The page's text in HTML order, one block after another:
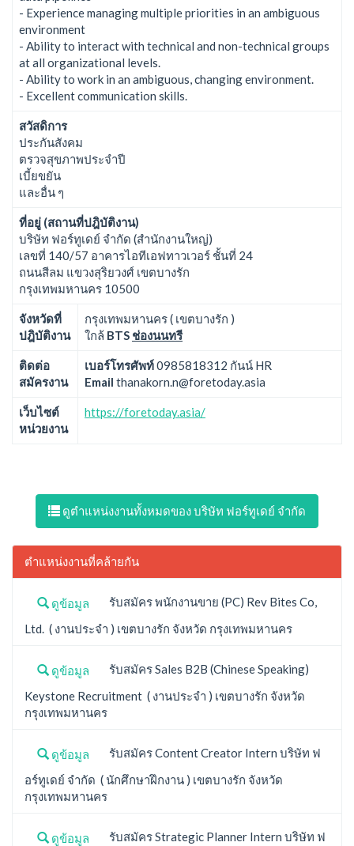
- Experience managing multiple priorities in an ambiguous
environment
- Ability to interact with technical and non-technical groups
at all organizational levels.
- Ability to work in an ambiguous, changing environment.
- Excellent communication skills.
สวัสดิการ
ประกันสังคม
ตรวจสุขภาพประจำปี
เบี้ยขยัน
และอื่น ๆ
ที่อยู่ (สถานที่ปฎิบัติงาน)
บริษัท ฟอร์ทูเดย์ จำกัด (สำนักงานใหญ่)
เลขที่ 140/57 อาคารไอทีเอฟทาวเวอร์ ชั้นที่ 24
ถนนสีลม แขวงสุริยวงศ์ เขตบางรัก
กรุงเทพมหานคร 10500
จังหวัดที่
ปฎิบัติงาน
กรุงเทพมหานคร ( เขตบางรัก )
ใกล้ BTS ช่องนนทรี
ติดต่อ
สมัครงาน
เบอร์โทรศัพท์0985818312 กันน์ HR
Email thanakorn.n@foretoday.asia
เว็บไซต์
หน่วยงาน
https://foretoday.asia/
ดูตำแหน่งงานทั้งหมดของ บริษัท ฟอร์ทูเดย์ จำกัด
ตำแหน่งงานที่คล้ายกัน
ดูข้อมูล
รับสมัคร พนักงานขาย (PC) Rev Bites Co,
Ltd. ( งานประจำ ) เขตบางรัก จังหวัด กรุงเทพมหานคร
ดูข้อมูล
รับสมัคร Sales B2B (Chinese Speaking)
Keystone Recruitment ( งานประจำ ) เขตบางรัก จังหวัด
กรุงเทพมหานคร
ดูข้อมูล
รับสมัคร Content Creator Intern บริษัท ฟ
อร์ทูเดย์ จำกัด ( นักศึกษาฝึกงาน ) เขตบางรัก จังหวัด
กรุงเทพมหานคร
ดูข้อมูล
รับสมัคร Strategic Planner Intern บริษัท ฟ